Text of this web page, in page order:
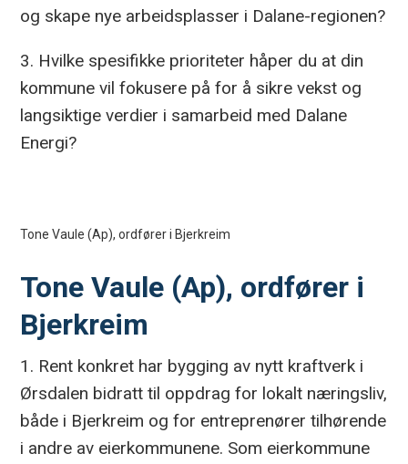
og skape nye arbeidsplasser i Dalane-regionen?
3. Hvilke spesifikke prioriteter håper du at din
kommune vil fokusere på for å sikre vekst og
langsiktige verdier i samarbeid med Dalane
Energi?
Tone Vaule (Ap), ordfører i Bjerkreim
Tone Vaule (Ap), ordfører i
Bjerkreim
1. Rent konkret har bygging av nytt kraftverk i
Ørsdalen bidratt til oppdrag for lokalt næringsliv,
både i Bjerkreim og for entreprenører tilhørende
i andre av eierkommunene. Som eierkommune